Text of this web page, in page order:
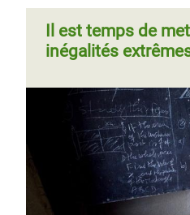
Il est temps de
inégalités